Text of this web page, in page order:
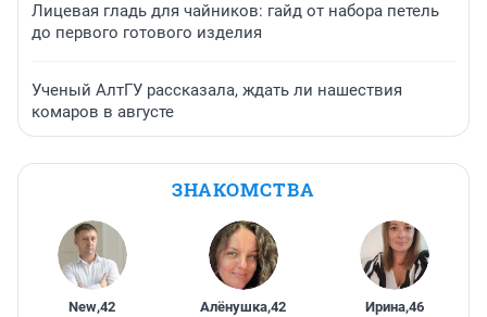
Лицевая гладь для чайников: гайд от набора петель
до первого готового изделия
Ученый АлтГУ рассказала, ждать ли нашествия
комаров в августе
ЗНАКОМСТВА
New,42 Алёнушка,42 Ирина,46